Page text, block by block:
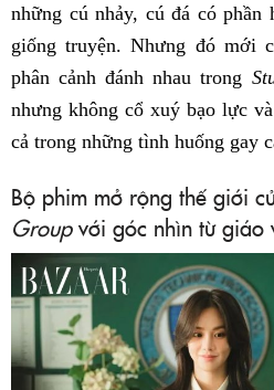
những cú nhảy, cú đá có
giống truyện. Nhưng đó mới
phân cảnh đánh nhau trong
nhưng không cổ xuý bạo lực
cả trong những tình huống gay
Bộ phim mở rộng thế giới
Groupvới góc nhìn từ giáo